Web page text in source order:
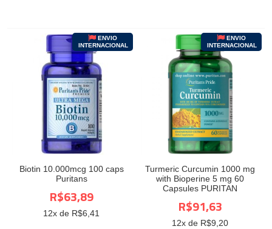
Biotin 10.000mcg 100 caps
Puritans
ENVIO
INTERNACIONAL
R$63,89
12x de R$6,41
Turmeric Curcumin 1000 mg
with Bioperine 5 mg 60
Capsules PURITAN
ENVIO
INTERNACIONAL
R$91,63
12x de R$9,20